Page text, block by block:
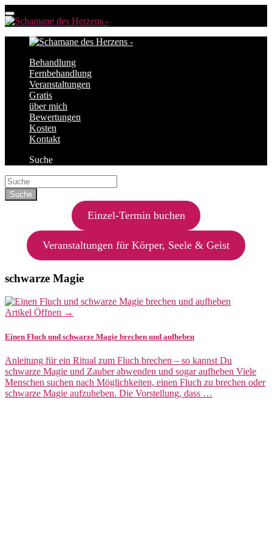
Behandlung
Fernbehandlung
Veranstaltungen
Gratis
über mich
Bewertungen
Kosten
Kontakt
Suche
Einzel-Termin buchen
Veranstaltungen für Körper, Seele & Geist
schwarze Magie
Artikel Öffnen →
Einen Fluch und schwarze Magie brechen und aufheben
Anleitung für ein Ritual zum Fluch brechen – so kannst Du
schwarze Magie und Zauber abwenden und sogar aufheben Viele
Menschen suchen nach Möglichkeiten, einen Fluch zu brechen oder
schwarze Magie aufzuheben. Die Vorstellung, dass …